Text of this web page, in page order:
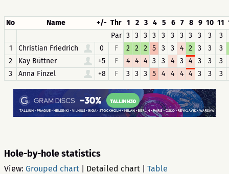
No Name +/- Thr 1 2 3 4 5 6 7 8 9 10 11
Par 3 3 3 3 3 3 3 3 3 3
3
1
Christian Friedrich 0 F 2 2 2 5 3 3 4 2 3 3
3
2
Kay Büttner +5 F 4 4 4 3 3 4 3 4 3 3
3
3
Anna Finzel +8 F 3 3 3 5 4 4 4 4 3 3 3
Hole-by-hole statistics
View: Grouped chart Detailed chart Table